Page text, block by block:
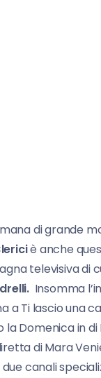
di grande
è anche
televisiva di
Insomma
a Ti lascio una
Domenica in di
di Mara
canali